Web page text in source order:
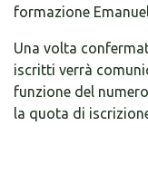
formazione
Una volta
iscritti verrà
funzione del
la quota di